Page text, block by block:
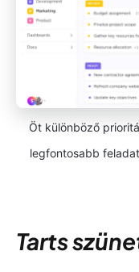
Öt különböző
legfontosabb
Tarts